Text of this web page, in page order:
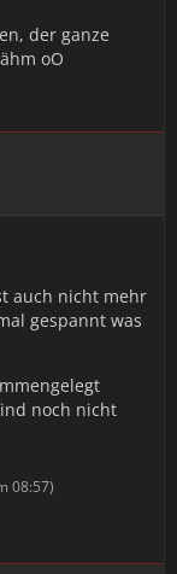
der ganze
oO
auch nicht mehr
gespannt was
noch nicht
08:57)